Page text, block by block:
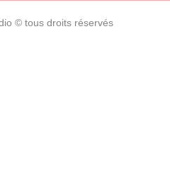
© tous droits réservés